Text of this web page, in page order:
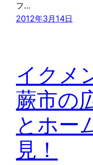
フ…
2012年3月14日
イクメ
蕨市の
とホー
見！